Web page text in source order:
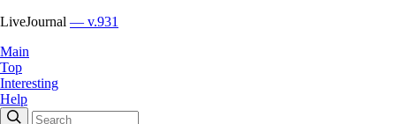
LiveJournal — v.931
Main
Top
Interesting
Help